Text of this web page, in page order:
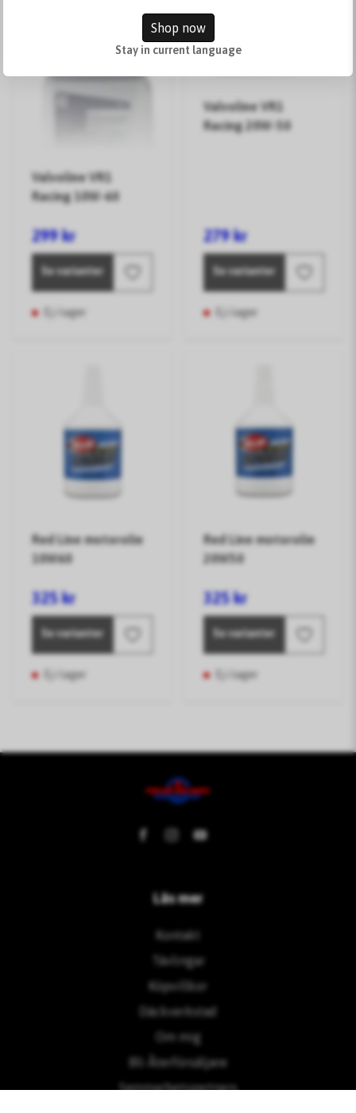
Valvoline VR1
Racing 10W-60
299 kr
Se varianter
Ej i lager
Valvoline VR1
Racing 20W-50
279 kr
Se varianter
Ej i lager
Red Line motorolie
10W60
325 kr
Se varianter
Ej i lager
Red Line motorolie
20W50
325 kr
Se varianter
Ej i lager
Läs mer
Kontakt
Tävlingar
Köpvillkor
Däckverkstad
Om mig
Bli Återförsäljare
Sammarbetspartners
Shop now
Stay in current language